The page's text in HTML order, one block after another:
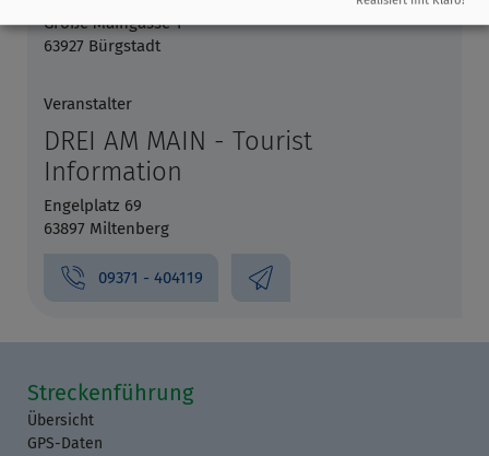
Große Maingasse 1
63927 Bürgstadt
Veranstalter
DREI AM MAIN - Tourist
Information
Engelplatz 69
63897 Miltenberg
09371 - 404119
Streckenführung
Übersicht
GPS-Daten